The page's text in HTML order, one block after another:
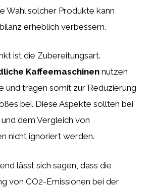
Wahl solcher Produkte kann
erheblich verbessern.
ist die Zubereitungsart.
Kaffeemaschinen nutzen
und tragen somit zur Reduzierung
bei. Diese Aspekte sollten bei
dem Vergleich von
nicht ignoriert werden.
lässt sich sagen, dass die
von CO2-Emissionen bei der